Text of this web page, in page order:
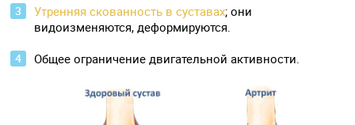
Утренняя скованность в суставах; они
видоизменяются, деформируются.
Общее ограничение двигательной активности.